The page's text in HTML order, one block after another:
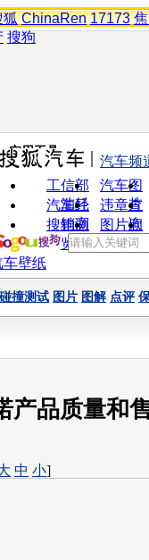
狐 ChinaRen 17173
搜狗
实用工具
工信部
油耗
汽车图
片
汽车经
销商
违章查
询
搜狗浏
览器
图片欣
赏
汽车频
车壁纸
碰撞测试 图片 图解 点评
产品质量和
中 小]